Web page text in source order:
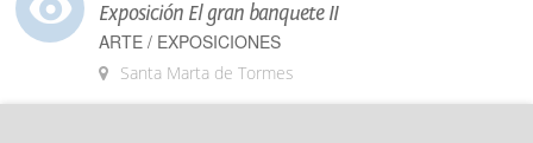
Exposición El gran banquete II
ARTE / EXPOSICIONES
Santa Marta de Tormes